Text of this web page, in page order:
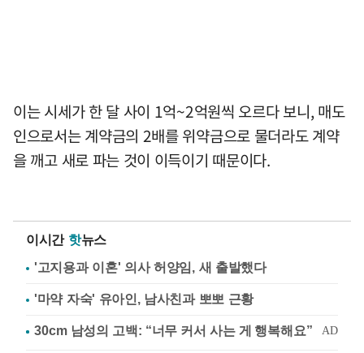
이는 시세가 한 달 사이 1억~2억원씩 오르다 보니, 매도
인으로서는 계약금의 2배를 위약금으로 물더라도 계약
을 깨고 새로 파는 것이 이득이기 때문이다.
이시간 핫뉴스
'고지용과 이혼' 의사 허양임, 새 출발했다
'마약 자숙' 유아인, 남사친과 뽀뽀 근황